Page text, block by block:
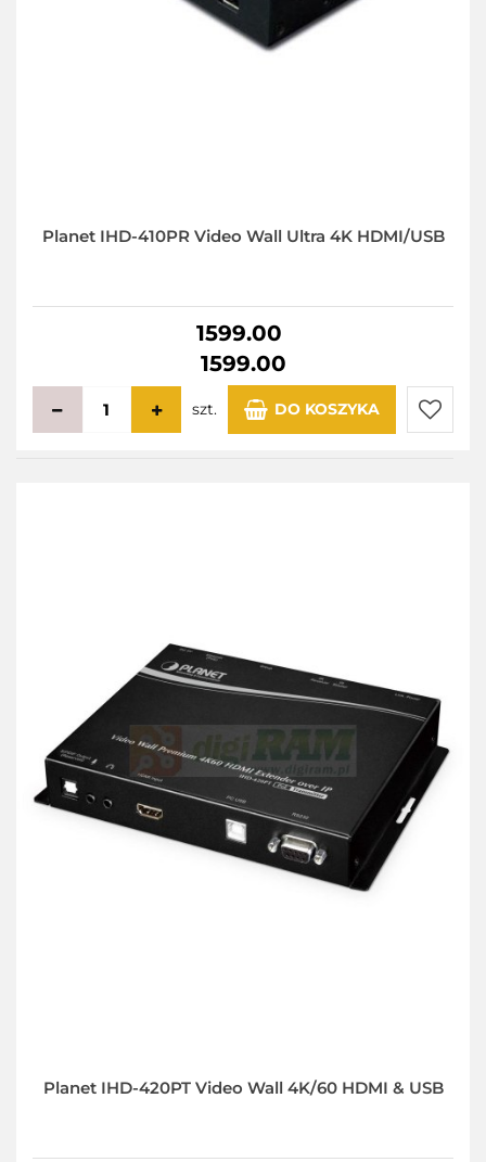
Planet IHD-410PR Video Wall Ultra 4K HDMI/USB
1599.00
1599.00
szt. DO KOSZYKA
Do
Planet IHD-420PT Video Wall 4K/60 HDMI & USB